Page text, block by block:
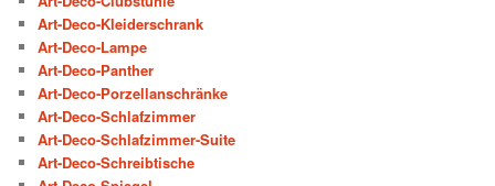
Art-Deco-Kleiderschrank
Art-Deco-Lampe
Art-Deco-Panther
Art-Deco-Porzellanschränke
Art-Deco-Schlafzimmer
Art-Deco-Schlafzimmer-Suite
Art-Deco-Schreibtische